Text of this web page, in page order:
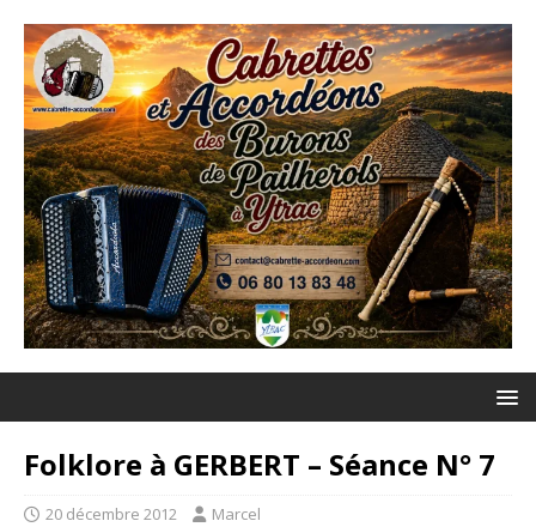
Folklore à GERBERT – Séance N° 7
20 décembre 2012 Marcel